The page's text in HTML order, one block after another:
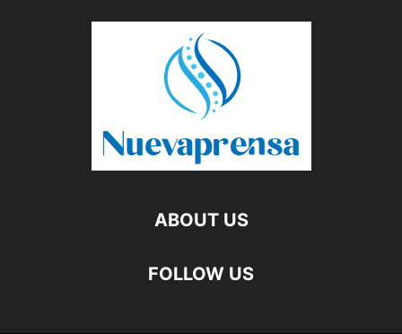
ABOUT US
FOLLOW US